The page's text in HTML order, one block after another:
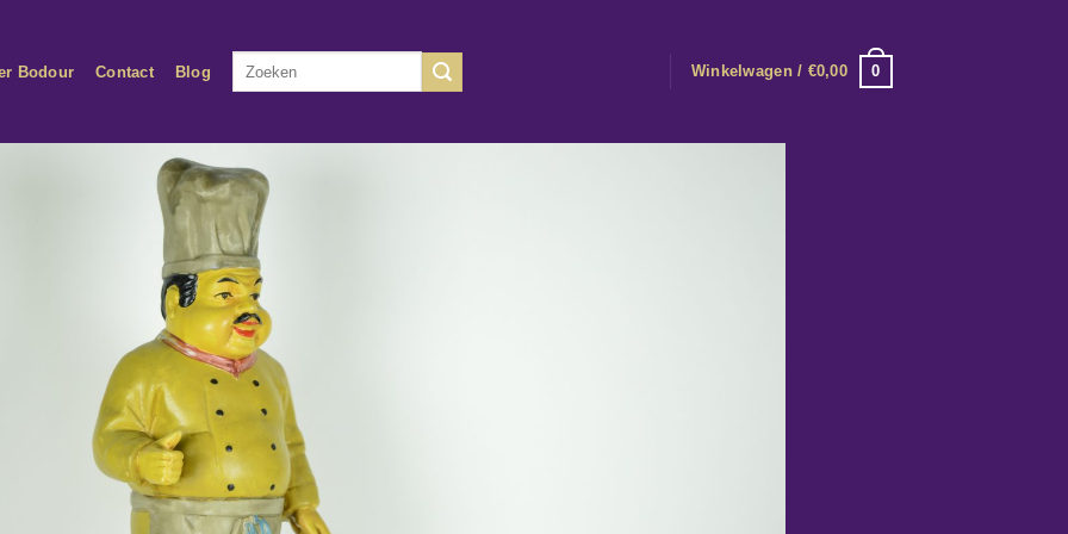
Bodour Contact Blog Winkelwagen / €0,00 0